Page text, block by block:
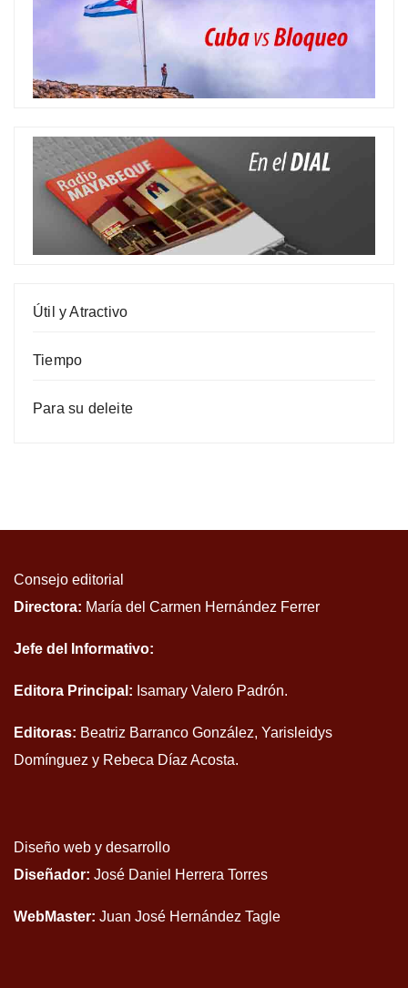
Útil y Atractivo
Tiempo
Para su deleite
Consejo editorial
Directora: María del Carmen Hernández Ferrer
Jefe del Informativo:
Editora Principal: Isamary Valero Padrón.
Editoras: Beatriz Barranco González, Yarisleidys
Domínguez y Rebeca Díaz Acosta.
Diseño web y desarrollo
Diseñador: José Daniel Herrera Torres
WebMaster: Juan José Hernández Tagle